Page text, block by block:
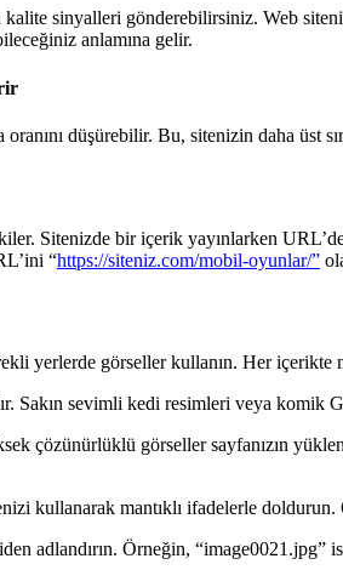
kalite sinyalleri gönderebilirsiniz. Web
anlamına gelir.
düşürebilir. Bu, sitenizin daha üst
Sitenizde bir içerik yayınlarken
“https://siteniz.com/mobil-oyunlar/”
yerlerde görseller kullanın. Her içerikte
Sakın sevimli kedi resimleri veya komik
çözünürlüklü görseller sayfanızın
kullanarak mantıklı ifadelerle
adlandırın. Örneğin,